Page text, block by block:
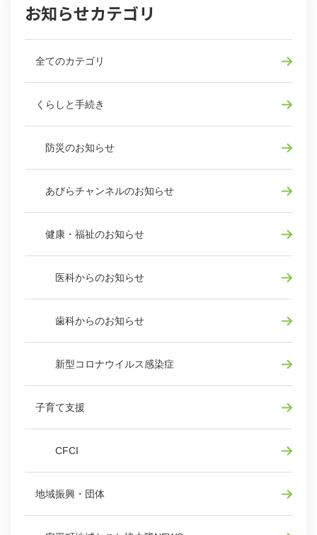
お知らせカテゴリ
全てのカテゴリ
くらしと手続き
防災のお知らせ
あびらチャンネルのお知らせ
健康・福祉のお知らせ
医科からのお知らせ
歯科からのお知らせ
新型コロナウイルス感染症
子育て支援
CFCI
地域振興・団体